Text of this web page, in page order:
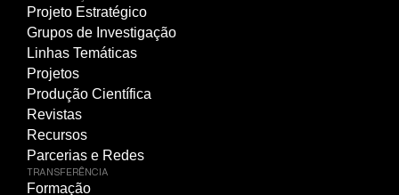
Projeto Estratégico
Grupos de Investigação
Linhas Temáticas
Projetos
Produção Científica
Revistas
Recursos
Parcerias e Redes
TRANSFERÊNCIA
Formação